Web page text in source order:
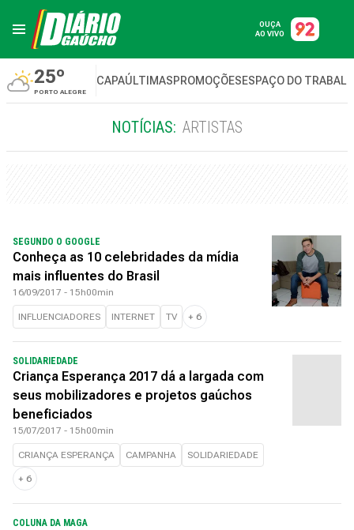
OUÇA
AO VIVO
25º
PORTO ALEGRE
CAPAÚLTIMASPROMOÇÕESESPAÇO DO
NOTÍCIAS: ARTISTAS
SEGUNDO O GOOGLE
Conheça as 10 celebridades da mídia
mais influentes do Brasil
16/09/2017 - 15h00min
INFLUENCIADORES INTERNET TV + 6
SOLIDARIEDADE
Criança Esperança 2017 dá a largada com
seus mobilizadores e projetos gaúchos
beneficiados
15/07/2017 - 15h00min
CRIANÇA ESPERANÇA CAMPANHA SOLIDARIEDADE
+ 6
COLUNA DA MAGA